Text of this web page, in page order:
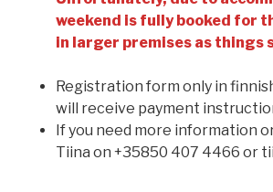
weekend is fully booked for
in larger premises as things
Registration form only in
will receive payment
If you need more information
Tiina on +35850 407 4466 or